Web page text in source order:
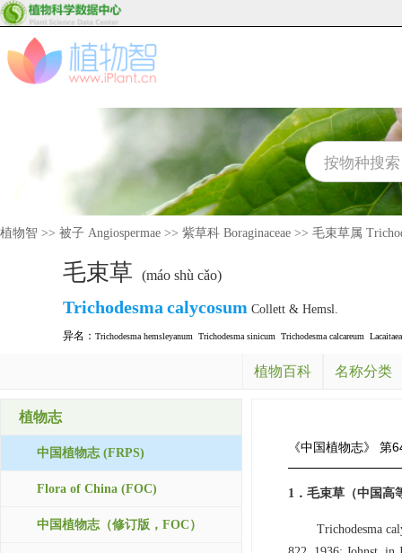
植物智 >> 被子 Angiospermae >> 紫草科 Boraginaceae >> 毛束草属
毛束草 (máo shù cǎo)
Trichodesma calycosum Collett & Hemsl.
异名： Trichodesma hemsleyanum Trichodesma sinicum Trichodesma calcareum
植物百科 名称分类
植物志
中国植物志 (FRPS)
Flora of China (FOC)
中国植物志（修订版，FOC）
《中国植物志》 第
1．毛束草（中国高
Trichodesma